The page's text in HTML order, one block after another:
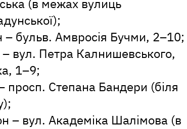
(в межах вулиць
– бульв. Амвросія Бучми, 2–10;
вул. Петра Калнишевського,
1–9;
просп. Степана Бандери (біля
– вул. Академіка Шалімова (в